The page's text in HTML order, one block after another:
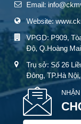
Email:
Website:
VPGD: P909,
Độ, Q.Hoàng
Trụ sở: Số 26
Đông, TP.Hà